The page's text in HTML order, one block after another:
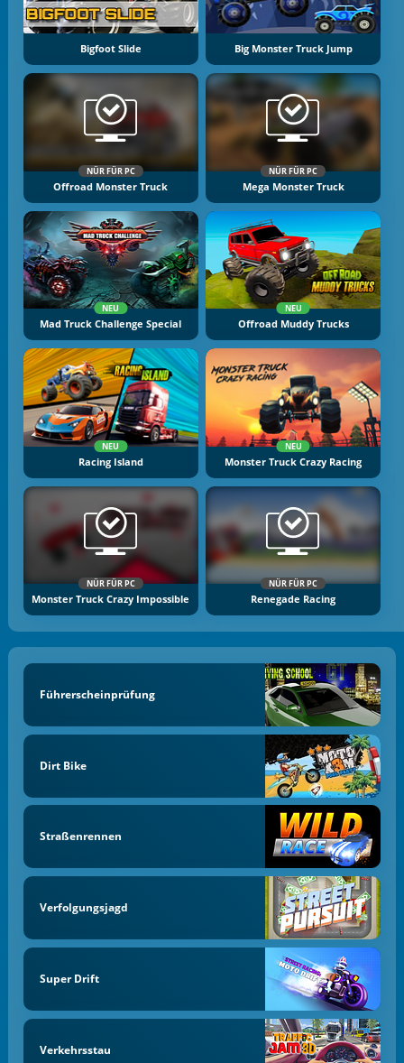
Bigfoot Slide Big Monster Truck Jump
NÜR FÜR PC
Offroad Monster Truck
NÜR FÜR PC
Mega Monster Truck
NEU
Mad Truck Challenge Special
NEU
Offroad Muddy Trucks
NEU
Racing Island
NEU
Monster Truck Crazy Racing
NÜR FÜR PC
Monster Truck Crazy Impossible
NÜR FÜR PC
Renegade Racing
Führerscheinprüfung
Dirt Bike
Straßenrennen
Verfolgungsjagd
Super Drift
Verkehrsstau